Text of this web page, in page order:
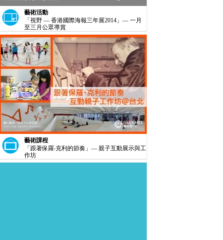
藝術活動
「視野 — 香港國際海報三年展2014」— 一月
至三月公眾導賞
藝術課程
「跟著保羅‧克利的節奏」— 親子互動展示與工
作坊